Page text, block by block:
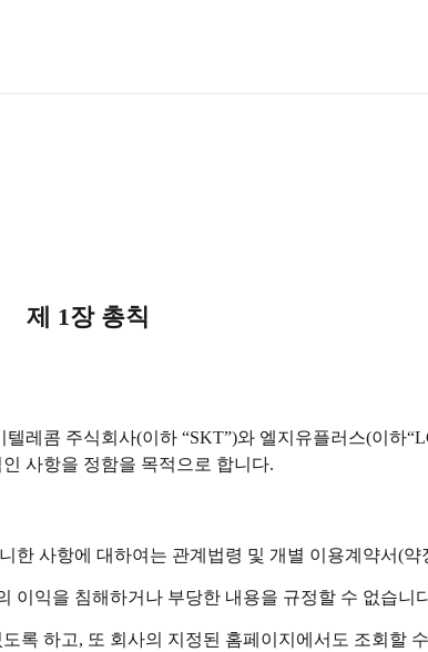
제 1장 총칙
레콤 주식회사(이하 “SKT”)와 엘지유플러스(이하
사항을 정함을 목적으로 합니다.
사항에 대하여는 관계법령 및 개별 이용계약서(약
익을 침해하거나 부당한 내용을 규정할 수 없습니
록 하고, 또 회사의 지정된 홈페이지에서도 조회할